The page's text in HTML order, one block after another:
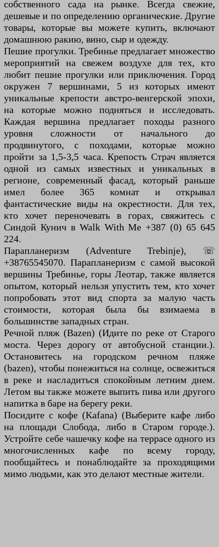
собственного сада на рынке. Всегда свежие,
дешевые и по определению органические. Другие
товары, которые вы можете купить, включают
домашнюю ракию, вино, сыр и одежду.
Пешие прогулки. Требинье предлагает множество
мероприятий на свежем воздухе для тех, кто
любит пешие прогулки или приключения. Город
окружен 7 вершинами, 5 из которых имеют
уникальные крепости австро-венгерской эпохи,
на которые можно подняться и исследовать.
Каждая вершина предлагает походы разного
уровня сложности от начального до
продвинутого, с походами, которые можно
пройти за 1,5-3,5 часа. Крепость Страч является
одной из самых известных и уникальных в
регионе, современный фасад, который раньше
имел более 365 комнат и открывал
фантастические виды на окрестности. Для тех,
кто хочет переночевать в горах, свяжитесь с
Синдой Кунич в Walk With Me +387 (0) 65 645
224.
Парапланеризм (Adventure Trebinje), ☏
+38765545070. Парапланеризм с самой высокой
вершины Требинье, горы Леотар, также является
опытом, который нельзя упустить тем, кто хочет
попробовать этот вид спорта за малую часть
стоимости, которая была бы взимаема в
большинстве западных стран.
Речной пляж (Bazen) (Идите по реке от Старого
моста. Через дорогу от автобусной станции.).
Остановитесь на городском речном пляже
(bazen), чтобы понежиться на солнце, освежиться
в реке и насладиться спокойным летним днем.
Летом вы также можете выпить пива или другого
напитка в баре на берегу реки.
Посидите с кофе (Kafana) (Выберите кафе либо
на площади Слобода, либо в Старом городе.).
Устройте себе чашечку кофе на террасе одного из
многочисленных кафе по всему городу,
пообщайтесь и понаблюдайте за проходящими
мимо людьми, как это делают местные жители.